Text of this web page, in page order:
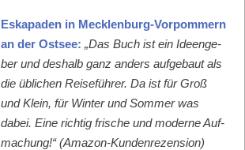
Eska­paden in Meck­len­burg-Vor­pom­mern
an der Ost­see: „Das Buch ist ein Ideenge­
ber und deshalb ganz anders aufge­baut als
die üblichen Reise­führer. Da ist für Groß
und Klein, für Win­ter und Som­mer was
dabei. Eine richtig frische und mod­erne Auf­
machung!“ (Ama­zon-Kun­den­rezen­sion)